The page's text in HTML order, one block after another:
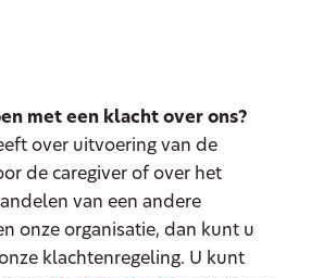
met een klacht over ons?
over uitvoering van de
de caregiver of over het
van een andere
onze organisatie, dan kunt u
klachtenregeling. U kunt